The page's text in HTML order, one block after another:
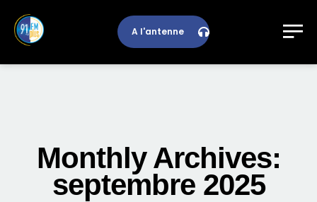
A l'antenne
Monthly Archives:
septembre 2025